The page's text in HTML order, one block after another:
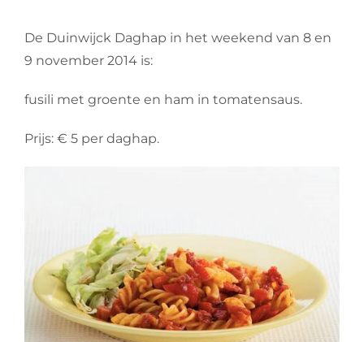
De Duinwijck Daghap in het weekend van 8 en
9 november 2014 is:
fusili met groente en ham in tomatensaus.
Prijs: € 5 per daghap.